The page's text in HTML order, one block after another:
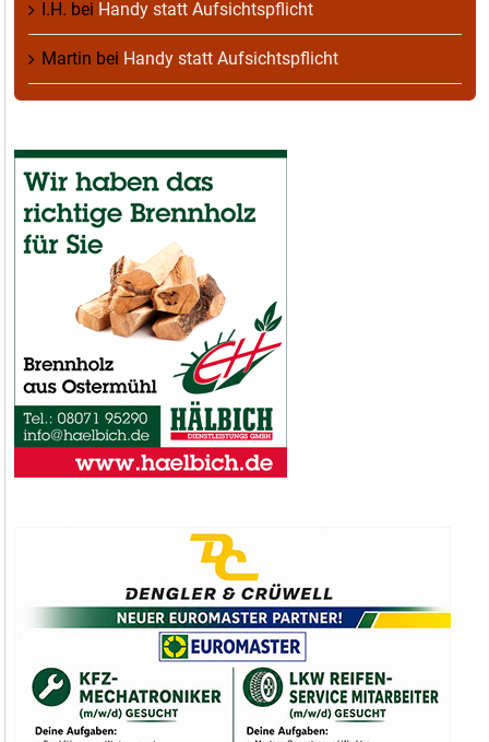
I.H. bei Handy statt Aufsichtspflicht
Martin bei Handy statt Aufsichtspflicht